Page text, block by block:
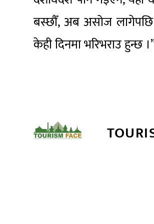
बस्छौँ, अब असोज लागेपछि
केही दिनमा भरिभराउ हुन्छ